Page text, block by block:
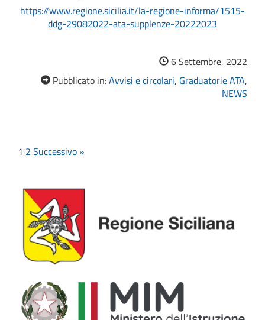
https://www.regione.sicilia.it/la-regione-informa/1515-
ddg-29082022-ata-supplenze-20222023
6 Settembre, 2022
Pubblicato in:Avvisi e circolari, Graduatorie ATA,
NEWS
1 2 Successivo »